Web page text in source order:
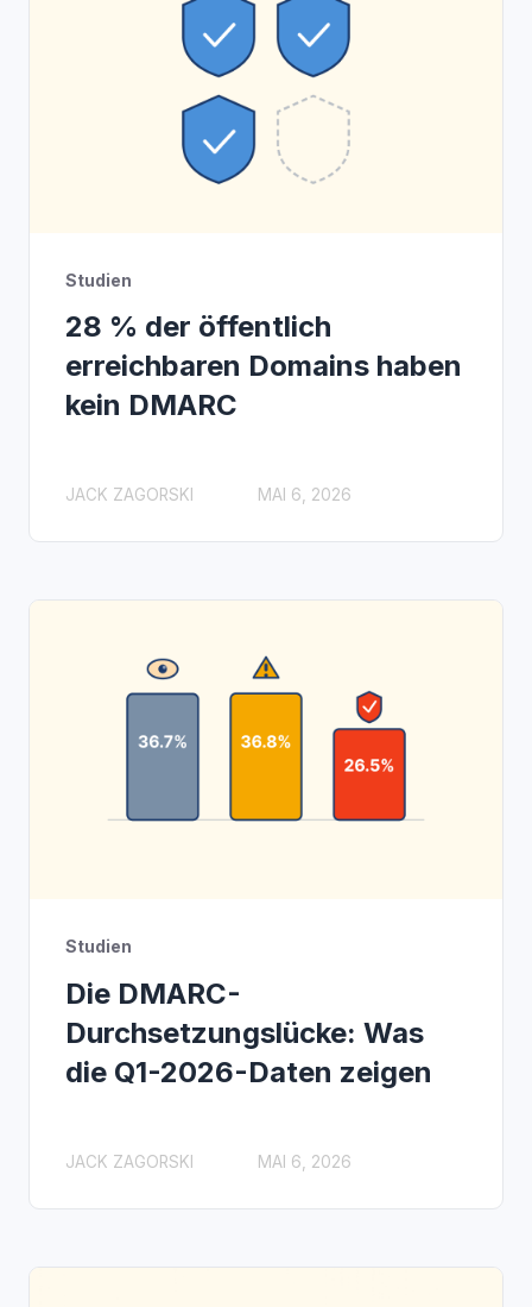
Studien
28 % der öffentlich
erreichbaren Domains haben
kein DMARC
JACK ZAGORSKI MAI 6, 2026
Studien
Die DMARC-
Durchsetzungslücke: Was
die Q1-2026-Daten zeigen
JACK ZAGORSKI MAI 6, 2026